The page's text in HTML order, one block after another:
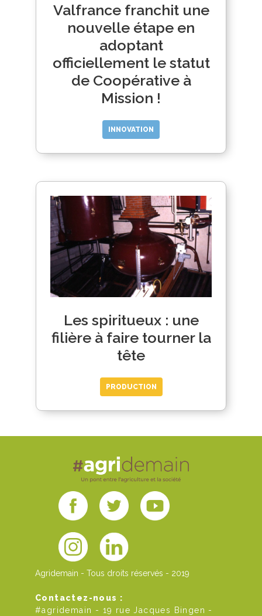
Valfrance franchit une
nouvelle étape en
adoptant
officiellement le statut
de Coopérative à
Mission !
INNOVATION
Les spiritueux : une
filière à faire tourner la
tête
PRODUCTION
Agridemain - Tous droits réservés - 2019
Contactez-nous :
#agridemain - 19 rue Jacques Bingen -